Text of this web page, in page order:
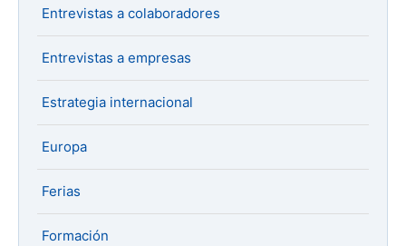
Entrevistas a colaboradores
Entrevistas a empresas
Estrategia internacional
Europa
Ferias
Formación